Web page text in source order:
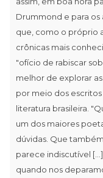
Drummond e para
que, como o próprio
crônicas mais
"ofício de rabiscar
melhor de explorar
por meio dos
literatura brasileira.
um dos maiores
dúvidas. Que
parece indiscutível
quando nos